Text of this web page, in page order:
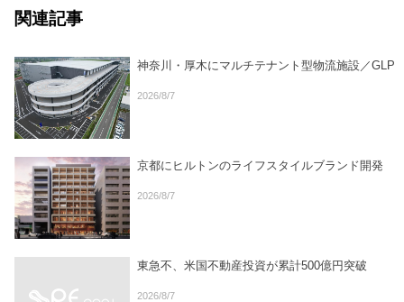
関連記事
神奈川・厚木にマルチテナント型物流施設／GLP
2026/8/7
京都にヒルトンのライフスタイルブランド開発
2026/8/7
東急不、米国不動産投資が累計500億円突破
2026/8/7